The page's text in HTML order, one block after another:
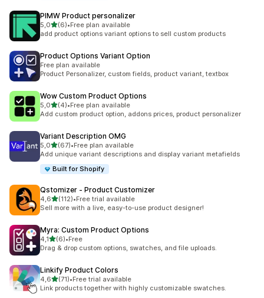
PIMW Product personalizer
5,0de 5 estrelas
(6)
6 total de avaliações
•Free plan available
add product options variant options to sell custom products
Product Options Variant Option
Free plan available
Product Personalizer, custom fields, product variant, textbox
Wow Custom Product Options
5,0de 5 estrelas
(4)
4 total de avaliações
•Free plan available
Add custom product option, addons prices, product personalizer
Variant Description OMG
5,0de 5 estrelas
(67)
67 total de avaliações
•Free plan available
Add unique variant descriptions and display variant metafields
Built for Shopify
Qstomizer ‑ Product Customizer
4,6de 5 estrelas
(112)
112 total de avaliações
•Free trial available
Sell more with a live, easy-to-use product designer!
Myra: Custom Product Options
4,1de 5 estrelas
(6)
6 total de avaliações
•Free
Drag & drop custom options, swatches, and file uploads.
Linkify Product Colors
4,6de 5 estrelas
(71)
71 total de avaliações
•Free trial available
Link products together with highly customizable swatches.